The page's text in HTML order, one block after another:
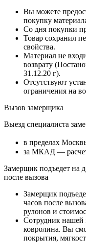
Вы можете
покупку
Со дня покупки
Товар сохранил
свойства.
Материал не
возврату
31.12.20 г).
Отсутствуют
ограничения на
Вызов замерщика
Выезд специалиста
в пределах
за МКАД —
Замерщик подъедет на
после вызова
Замерщик
часов после
рулонов и
Сотрудник нашей
ковролина. Вы
покрытия,